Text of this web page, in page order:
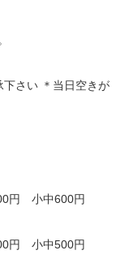
さい ＊当日空きが
円 小中600円
円 小中500円